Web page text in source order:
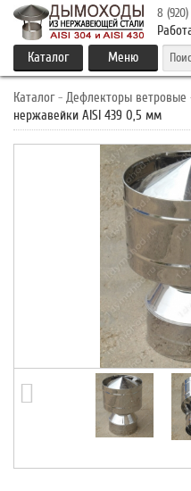
8
Каталог Меню
Каталог - Дефлекторы ветровые
нержавейки AISI 439 0,5 мм